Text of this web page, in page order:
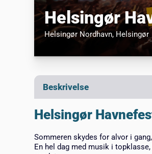
Helsingør
Helsingør Nordhavn, Helsingør
Beskrivelse
Helsingør
Sommeren skydes for alvor i
En hel dag med musik i